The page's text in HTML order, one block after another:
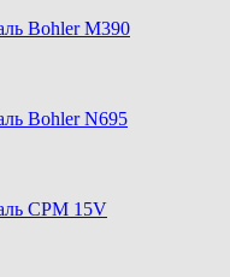
Bohler M390
Bohler N695
CPM 15V